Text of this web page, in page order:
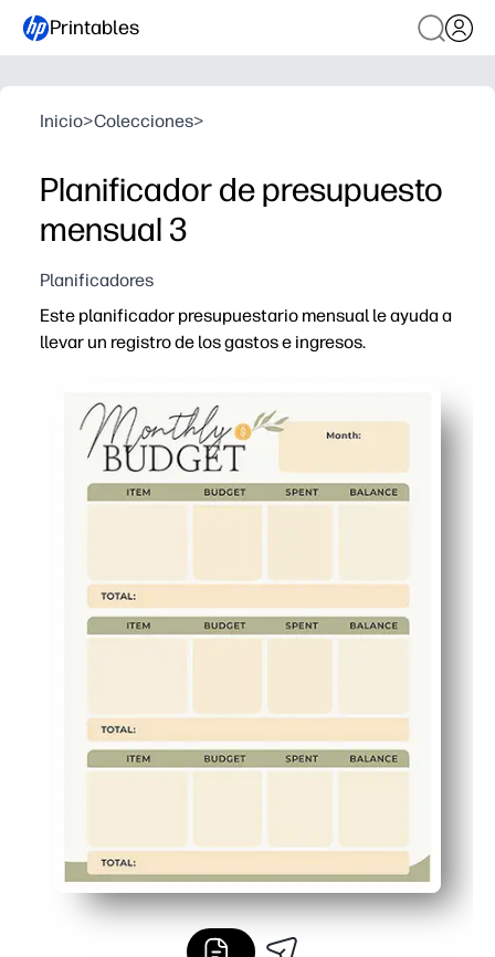
Printables
Inicio>Colecciones>
Planificador de presupuesto
mensual 3
Planificadores
Este planificador presupuestario mensual le ayuda a
llevar un registro de los gastos e ingresos.